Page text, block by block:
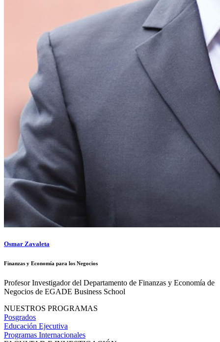
Osmar Zavaleta
Finanzas y Economía para los Negocios
Profesor Investigador del Departamento de Finanzas y Economía de
Negocios de EGADE Business School
NUESTROS PROGRAMAS
Posgrados
Educación Ejecutiva
Programas Internacionales